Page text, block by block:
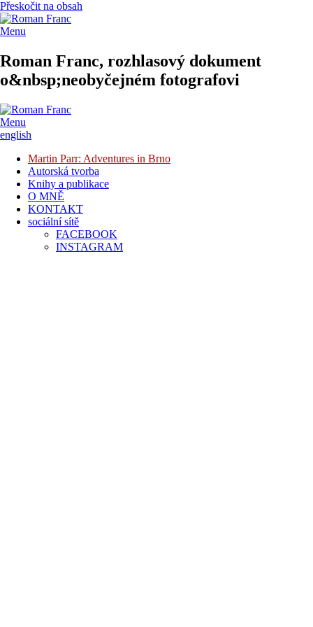
Přeskočit na obsah
Menu
Roman Franc, rozhlasový dokument
o&nbsp;neobyčejném fotografovi
Menu
english
Martin Parr: Adventures in Brno
Autorská tvorba
Knihy a publikace
O MNĚ
KONTAKT
sociální sítě
FACEBOOK
INSTAGRAM